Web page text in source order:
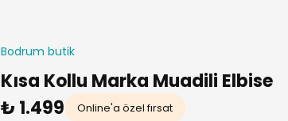
Bodrum butik
Kısa Kollu Marka Muadili Elbise
₺ 1.499
Online'a özel fırsat